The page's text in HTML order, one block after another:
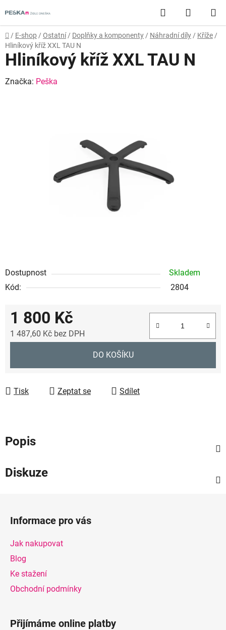
na
obsah
Hledat
KOŠÍK
Domů
/ E-shop / Ostatní / Doplňky a komponenty / Náhradní díly / Kříže /
Hliníkový kříž XXL TAU N
Dostupnost
Skladem
Kód:
2804
1 800 Kč
1 487,60 Kč bez DPH
DO KOŠÍKU
Tisk Zeptat se Sdílet
Hliníkový kříž XXL TAU N
Značka: Peška
Popis
Diskuze
Informace pro vás
Jak nakupovat
Blog
Ke stažení
Obchodní podmínky
Přijímáme online platby